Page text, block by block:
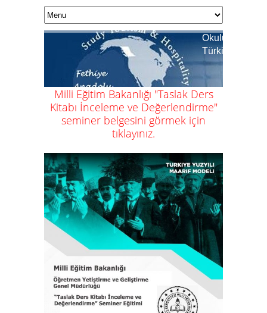
Okulumuz
Türkiye
Milli Eğitim Bakanlığı "Taslak Ders
Kitabı İnceleme ve Değerlendirme"
seminer belgesini görmek için
tıklayınız.